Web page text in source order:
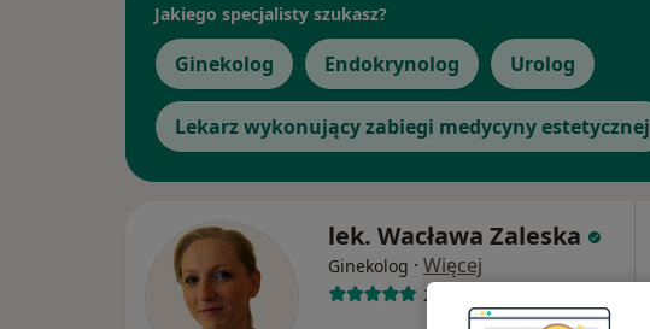
Jakiego specjalisty szukasz?
Ginekolog Endokrynolog Urolog
Lekarz wykonujący zabiegi medycyny estetycznej
lek. Wacława Zaleska
Ginekolog · Więcej
263 opinie